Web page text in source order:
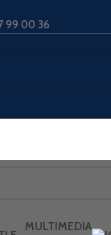
99 00 36
MULTIMEDIA